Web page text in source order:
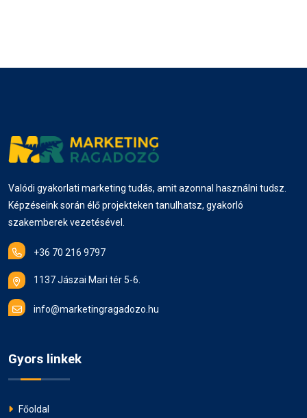
Valódi gyakorlati marketing tudás, amit azonnal használni tudsz.
Képzéseink során élő projekteken tanulhatsz, gyakorló
szakemberek vezetésével.
+36 70 216 9797
1137 Jászai Mari tér 5-6.
info@marketingragadozo.hu
Gyors linkek
Főoldal